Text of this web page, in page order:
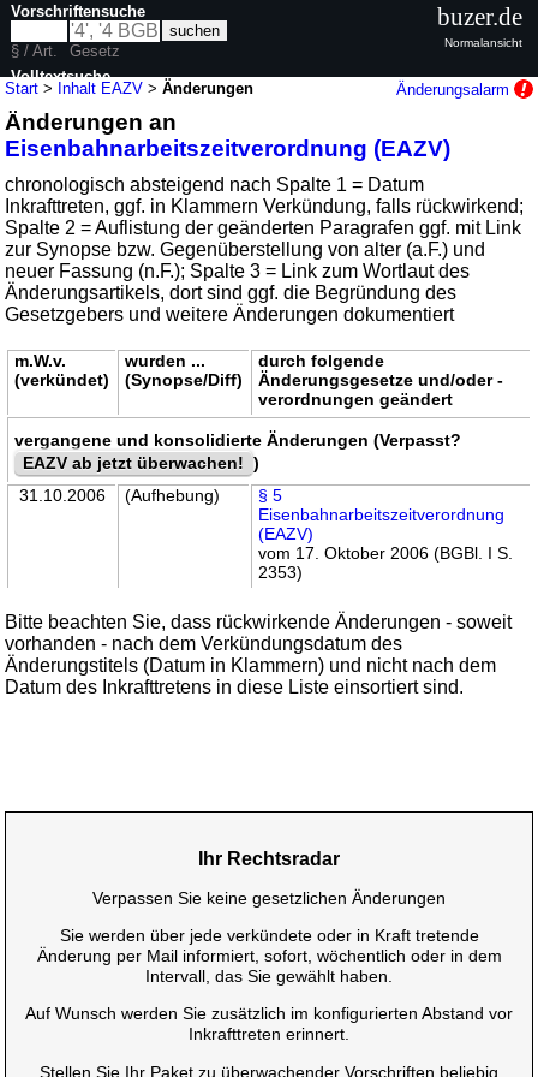
Start > Inhalt EAZV >Änderungen Änderungsalarm
Änderungen an
Eisenbahnarbeitszeitverordnung (EAZV)
chronologisch absteigend nach Spalte 1 = Datum
Inkrafttreten, ggf. in Klammern Verkündung, falls rückwirkend;
Spalte 2 = Auflistung der geänderten Paragrafen ggf. mit Link
zur Synopse bzw. Gegenüberstellung von alter (a.F.) und
neuer Fassung (n.F.); Spalte 3 = Link zum Wortlaut des
Änderungsartikels, dort sind ggf. die Begründung des
Gesetzgebers und weitere Änderungen dokumentiert
m.W.v.
(verkündet)
wurden ...
(Synopse/Diff)
durch folgende
Änderungsgesetze und/oder -
verordnungen geändert
vergangene und konsolidierte Änderungen (Verpasst?
EAZV ab jetzt überwachen! )
31.10.2006
(Aufhebung)
§ 5
Eisenbahnarbeitszeitverordnung
(EAZV)
vom 17. Oktober 2006 (BGBl. I S.
2353)
Bitte beachten Sie, dass rückwirkende Änderungen - soweit
vorhanden - nach dem Verkündungsdatum des
Änderungstitels (Datum in Klammern) und nicht nach dem
Datum des Inkrafttretens in diese Liste einsortiert sind.
Vorschriftensuche
§ / Art.
Gesetz
Volltextsuche
nur in EAZV
buzer.de
Normalansicht
Ihr Rechtsradar
Verpassen Sie keine gesetzlichen Änderungen
Sie werden über jede verkündete oder in Kraft tretende
Änderung per Mail informiert, sofort, wöchentlich oder in dem
Intervall, das Sie gewählt haben.
Auf Wunsch werden Sie zusätzlich im konfigurierten Abstand vor
Inkrafttreten erinnert.
Stellen Sie Ihr Paket zu überwachender Vorschriften beliebig